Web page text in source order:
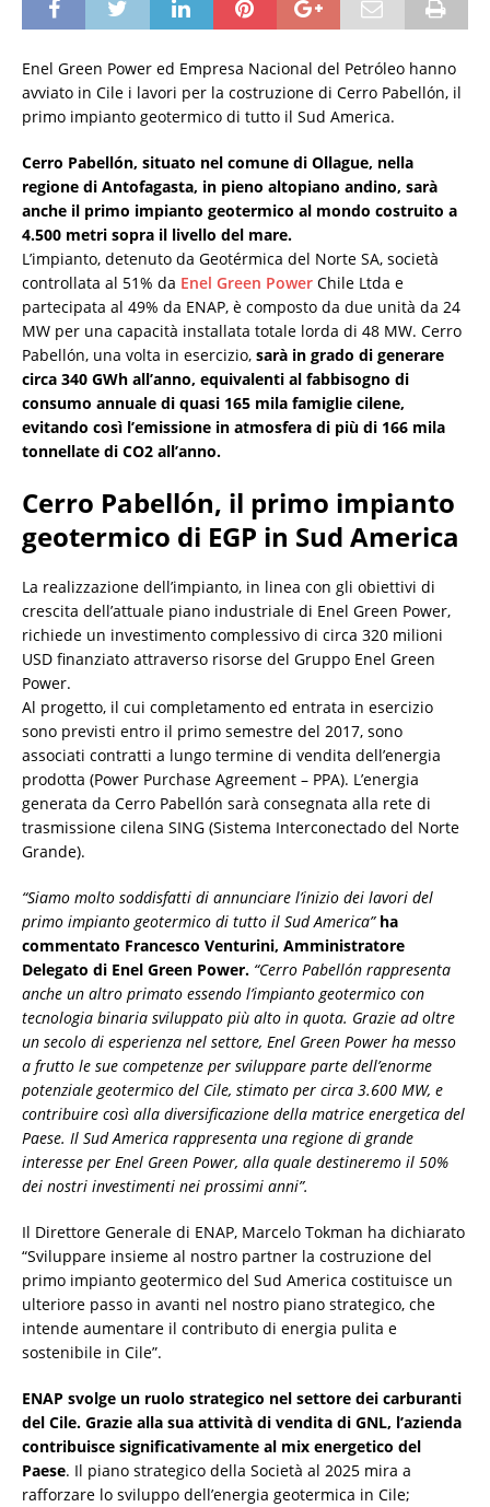
Enel Green Power ed Empresa Nacional del Petróleo hanno
avviato in Cile i lavori per la costruzione di Cerro Pabellón, il
primo impianto geotermico di tutto il Sud America.
Cerro Pabellón, situato nel comune di Ollague, nella
regione di Antofagasta, in pieno altopiano andino, sarà
anche il primo impianto geotermico al mondo costruito a
4.500 metri sopra il livello del mare.
L’impianto, detenuto da Geotérmica del Norte SA, società
controllata al 51% da Enel Green Power Chile Ltda e
partecipata al 49% da ENAP, è composto da due unità da 24
MW per una capacità installata totale lorda di 48 MW. Cerro
Pabellón, una volta in esercizio, sarà in grado di generare
circa 340 GWh all’anno, equivalenti al fabbisogno di
consumo annuale di quasi 165 mila famiglie cilene,
evitando così l’emissione in atmosfera di più di 166 mila
tonnellate di CO2 all’anno.
Cerro Pabellón, il primo impianto
geotermico di EGP in Sud America
La realizzazione dell’impianto, in linea con gli obiettivi di
crescita dell’attuale piano industriale di Enel Green Power,
richiede un investimento complessivo di circa 320 milioni
USD finanziato attraverso risorse del Gruppo Enel Green
Power.
Al progetto, il cui completamento ed entrata in esercizio
sono previsti entro il primo semestre del 2017, sono
associati contratti a lungo termine di vendita dell’energia
prodotta (Power Purchase Agreement – PPA). L’energia
generata da Cerro Pabellón sarà consegnata alla rete di
trasmissione cilena SING (Sistema Interconectado del Norte
Grande).
“Siamo molto soddisfatti di annunciare l’inizio dei lavori del
primo impianto geotermico di tutto il Sud America” ha
commentato Francesco Venturini, Amministratore
Delegato di Enel Green Power. “Cerro Pabellón rappresenta
anche un altro primato essendo l’impianto geotermico con
tecnologia binaria sviluppato più alto in quota. Grazie ad oltre
un secolo di esperienza nel settore, Enel Green Power ha messo
a frutto le sue competenze per sviluppare parte dell’enorme
potenziale geotermico del Cile, stimato per circa 3.600 MW, e
contribuire così alla diversificazione della matrice energetica del
Paese. Il Sud America rappresenta una regione di grande
interesse per Enel Green Power, alla quale destineremo il 50%
dei nostri investimenti nei prossimi anni”.
Il Direttore Generale di ENAP, Marcelo Tokman ha dichiarato
“Sviluppare insieme al nostro partner la costruzione del
primo impianto geotermico del Sud America costituisce un
ulteriore passo in avanti nel nostro piano strategico, che
intende aumentare il contributo di energia pulita e
sostenibile in Cile”.
ENAP svolge un ruolo strategico nel settore dei carburanti
del Cile. Grazie alla sua attività di vendita di GNL, l’azienda
contribuisce significativamente al mix energetico del
Paese. Il piano strategico della Società al 2025 mira a
rafforzare lo sviluppo dell’energia geotermica in Cile;